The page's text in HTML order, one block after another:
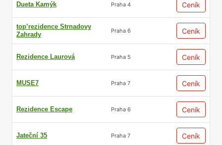
Dueta Kamýk Praha 4 Ceník
top’rezidence Strnadovy
Zahrady
Praha 6 Ceník
Rezidence Laurová Praha 5 Ceník
MUSE7 Praha 7 Ceník
Rezidence Escape Praha 6 Ceník
Jateční 35 Praha 7 Ceník